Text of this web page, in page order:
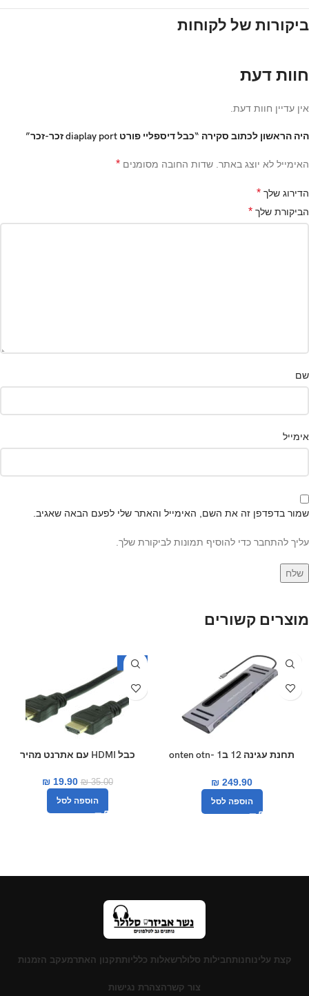
ביקורות של לקוחות
חוות דעת
אין עדיין חוות דעת.
היה הראשון לכתוב סקירה “כבל דיספליי פורט diaplay port זכר-זכר”
האימייל לא יוצג באתר. שדות החובה מסומנים *
הדירוג שלך *
הביקורת שלך *
שם
אימייל
שמור בדפדפן זה את השם, האימייל והאתר שלי לפעם הבאה שאגיב.
עליך להתחבר כדי להוסיף תמונות לביקורת שלך.
מוצרים קשורים
תחנת עגינה 12 ב1 onten otn-
₪ 249.90
הוספה לסל
-43%
כבל HDMI עם אתרנט מהיר
₪35.00
₪19.90
הוספה לסל
קצת עלינוחנותחבילות סלולרשאלות כלליותתקנון האתרמעקב הזמנות
צור קשרהצהרת נגישות